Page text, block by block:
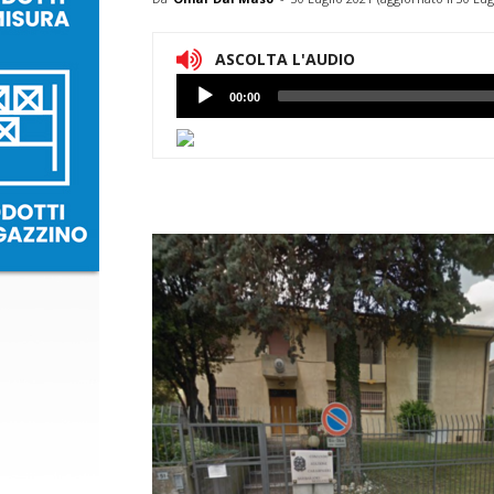
ASCOLTA L'AUDIO
Lettore
Audio
00:00